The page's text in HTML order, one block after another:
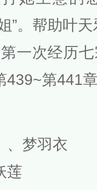
。帮助叶天
第一次经历
439~第441
、梦羽衣
莲